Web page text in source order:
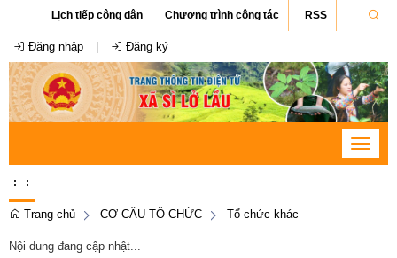
Lịch tiếp công dân Chương trình công tác RSS
Đăng nhập Đăng ký
Toggle
: :
Trang chủ CƠ CẤU TỔ CHỨC Tổ chức khác
Nội dung đang cập nhật...